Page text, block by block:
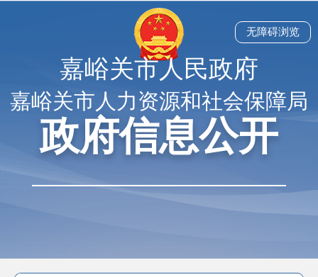
嘉峪关市人民政府
嘉峪关市人力资源和社会保障局
政府信息公开
无障碍浏览